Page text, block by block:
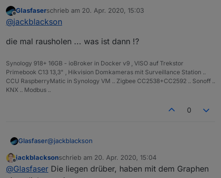
es gut aus...
Offline
Glasfaserschrieb am 20. Apr. 2020, 15:03
zuletzt editiert von
@jackblackson
die mal rausholen ... was ist dann !?
Synology 918+ 16GB - ioBroker in Docker v9 , VISO auf Trekstor
Primebook C13 13,3" , Hikvision Domkameras mit Surveillance Station ..
CCU RaspberryMatic in Synology VM .. Zigbee CC2538+CC2592 .. Sonoff ..
KNX .. Modbus ..
0
Glasfaser@jackblackson
die mal rausholen ... was ist dann !?
Offline
jackblacksonschrieb am 20. Apr. 2020, 15:04
zuletzt editiert von
@Glasfaser Die liegen drüber, haben mit dem Graphen